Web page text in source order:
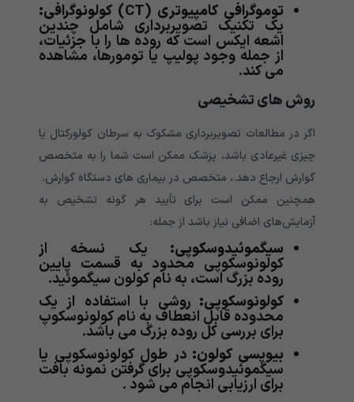
توموگرافی کامپیوتری (CT) کولونوگرافی:
یک تکنیک تصویربرداری شامل چندین
اشعه ایکس است که روده ها را با جزئیات،
از جمله وجود پولیپ یا تومورها، مشاهده
می کند.
روش های تشخیصی
اگر در مطالعات تصویربرداری مشکوک به سرطان کولورکتال یا
چیزی غیرعادی باشد، پزشک ممکن است شما را به متخصص
گوارش ارجاع دهد.، متخصص در بیماری های دستگاه گوارش.
همچنین ممکن است برای تأیید هر گونه تشخیص به
آزمایش‌های اضافی نیاز باشد از جمله:
سیگموئیدوسکوپی: یک نسخه از
کولونوسکوپی محدود به قسمت پایین
روده بزرگ است، به نام کولون سیگموئید.
کولونوسکوپی: روشی با استفاده از یک
محدوده قابل انعطاف به نام کولونوسکوپ
برای بررسی کل روده بزرگ می باشد.
بیوپسی کولون: در طول کولونوسکوپی یا
سیگموئیدوسکوپی برای گرفتن نمونه بافت
برای ارزیابی انجام می شود .